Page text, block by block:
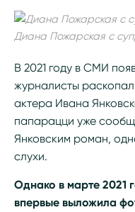
Диана Пожарская с
В 2021 году в СМИ
журналисты
актера Ивана
папарацци уже
Янковским роман,
слухи.
Однако в марте 2021
впервые выложила